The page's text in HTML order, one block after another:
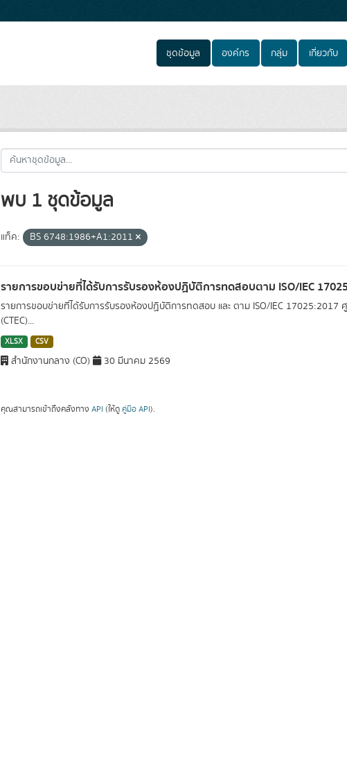
ชุดข้อมูล องค์กร กลุ่ม เกี่ยวกับ
พบ 1 ชุดข้อมูล
แท็ค: BS 6748:1986+A1:2011
รายการขอบข่ายที่ได้รับการรับรองห้องปฏิบัติการทดสอบตาม ISO/IEC
รายการขอบข่ายที่ได้รับการรับรองห้องปฏิบัติการทดสอบ และ ตาม ISO/IEC 17025:2017
(CTEC)...
XLSX CSV
สำนักงานกลาง (CO) 30 มีนาคม 2569
คุณสามารถเข้าถึงคลังทาง API (ให้ดู คู่มือ API).